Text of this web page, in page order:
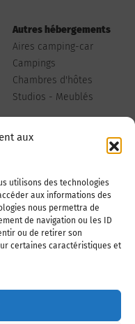
aux
utilisons des technologies
aux informations des
nous permettra de
de navigation ou les ID
ou de retirer son
certaines caractéristiques et
Autres hébergements
Aires camping-car
Campings
Chambres d'hôtes
Studios - Meublés
votre annonce
Nous contacter